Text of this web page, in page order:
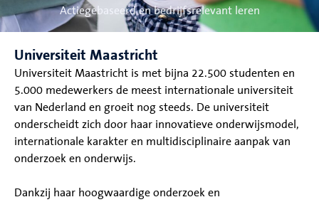
Actiegebaseerd en bedrijfsrelevant leren
Universiteit Maastricht
Universiteit Maastricht is met bijna 22.500 studenten en
5.000 medewerkers de meest internationale universiteit
van Nederland en groeit nog steeds. De universiteit
onderscheidt zich door haar innovatieve onderwijsmodel,
internationale karakter en multidisciplinaire aanpak van
onderzoek en onderwijs.
Dankzij haar hoogwaardige onderzoek en